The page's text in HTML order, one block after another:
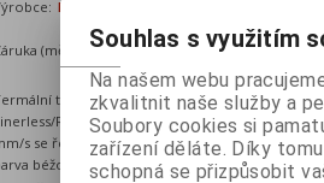
BIXOLON
SRP-S300LO
(měsíců): 24Dostupnost:
skladem
tiskárna SRP-S300LO
Restic s rychlostí tisku 170
s se řezačkou, rozhraní USB,
béžová.
Záruka
mm/s
Souhlas s využitím
Na našem webu
zkvalitnit naše služby a
Soubory cookies si
zařízení děláte. Díky
schopná se přizpůsobit